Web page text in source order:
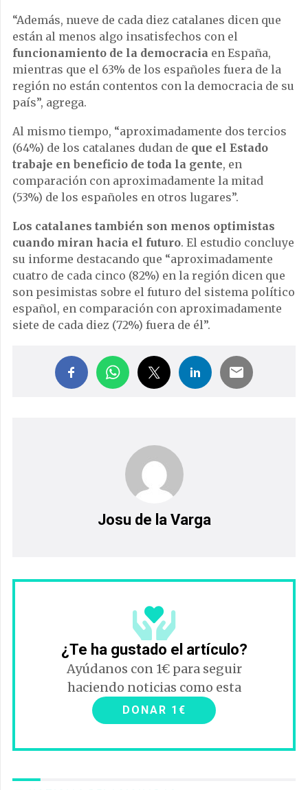
“Además, nueve de cada diez catalanes dicen que
están al menos algo insatisfechos con el
funcionamiento de la democracia en España,
mientras que el 63% de los españoles fuera de la
región no están contentos con la democracia de su
país”, agrega.
Al mismo tiempo, “aproximadamente dos tercios
(64%) de los catalanes dudan de que el Estado
trabaje en beneficio de toda la gente, en
comparación con aproximadamente la mitad
(53%) de los españoles en otros lugares”.
Los catalanes también son menos optimistas
cuando miran hacia el futuro. El estudio concluye
su informe destacando que “aproximadamente
cuatro de cada cinco (82%) en la región dicen que
son pesimistas sobre el futuro del sistema político
español, en comparación con aproximadamente
siete de cada diez (72%) fuera de él”.
Josu de la Varga
¿Te ha gustado el artículo?
Ayúdanos con 1€ para seguir
haciendo noticias como esta
DONAR 1€